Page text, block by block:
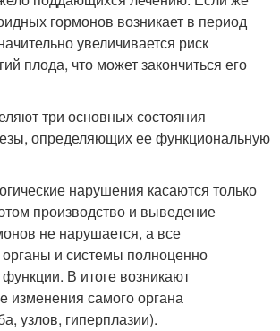
гормонов возникает в период
увеличивается риск
плода, что может закончиться его
три основных состояния
определяющих ее функциональную
нарушения касаются только
производство и выведение
не нарушается, а все
и системы полноценно
В итоге возникают
изменения самого органа
узлов, гиперплазии).